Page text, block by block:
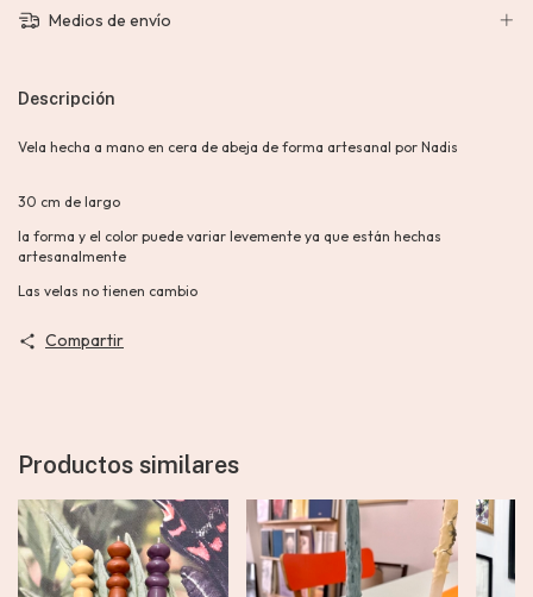
Medios de envío
Descripción
Vela hecha a mano en cera de abeja de forma artesanal por Nadis
30 cm de largo
la forma y el color puede variar levemente ya que están hechas
artesanalmente
Las velas no tienen cambio
Compartir
Productos similares